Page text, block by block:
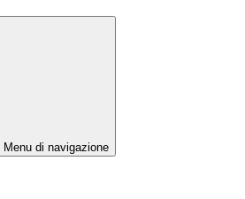
Menu di navigazione